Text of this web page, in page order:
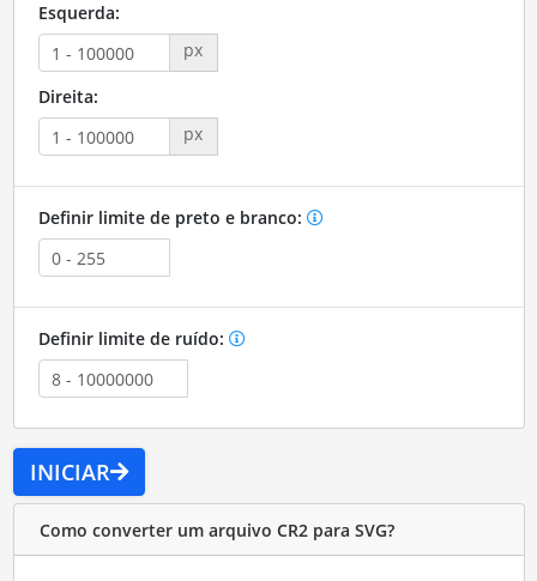
Esquerda:
px
Direita:
px
Definir limite de preto e branco:
Definir limite de ruído:
INICIAR
Como converter um arquivo CR2 para SVG?